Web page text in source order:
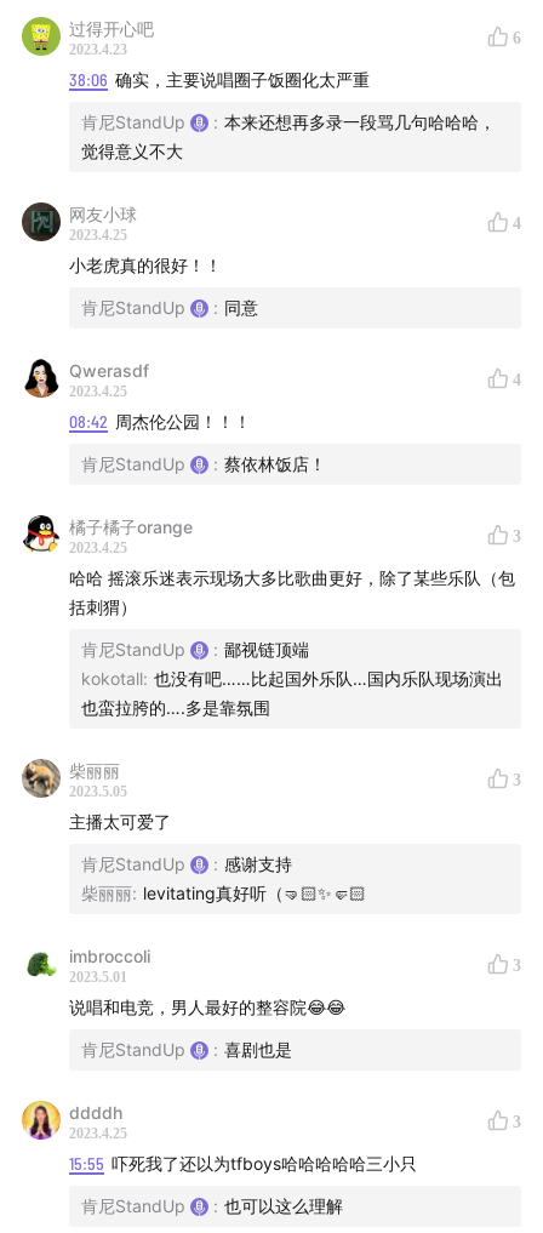
过得开心吧
2023.4.23
6
38:06 确实，主要说唱圈子饭圈化太严重
肯尼StandUp : 本来还想再多录一段骂几句哈哈哈，
觉得意义不大
网友小球
2023.4.25
4
小老虎真的很好！！
肯尼StandUp : 同意
Qwerasdf
2023.4.25
4
08:42 周杰伦公园！！！
肯尼StandUp : 蔡依林饭店！
橘子橘子orange
2023.4.25
3
哈哈 摇滚乐迷表示现场大多比歌曲更好，除了某些乐队（包
括刺猬）
肯尼StandUp : 鄙视链顶端
kokotall: 也没有吧……比起国外乐队…国内乐队现场演出
也蛮拉胯的….多是靠氛围
柴丽丽
2023.5.05
3
主播太可爱了
肯尼StandUp : 感谢支持
柴丽丽: levitating真好听（🤜🏻✨🤛🏻
imbroccoli
2023.5.01
3
说唱和电竞，男人最好的整容院😂😂
肯尼StandUp : 喜剧也是
ddddh
2023.4.25
3
15:55 吓死我了还以为tfboys哈哈哈哈哈三小只
肯尼StandUp : 也可以这么理解